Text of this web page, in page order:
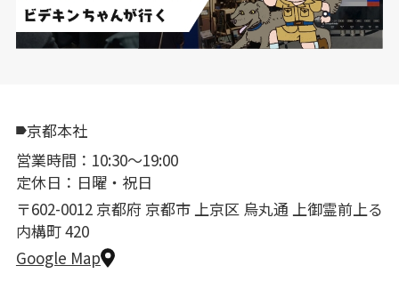
京都本社
営業時間：10:30〜19:00
定休日：日曜・祝日
〒602-0012 京都府 京都市 上京区 烏丸通 上御霊前上る
内構町 420
Google Map